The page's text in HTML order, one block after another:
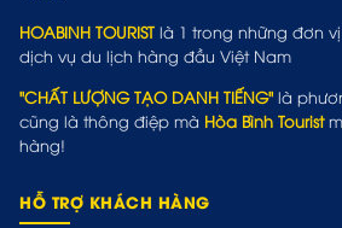
HOABINH TOURIST là 1 trong những đơn
dịch vụ du lịch hàng đầu Việt Nam
"CHẤT LƯỢNG TẠO DANH TIẾNG" là
cũng là thông điệp mà Hòa Bình Tourist
hàng!
HỖ TRỢ KHÁCH HÀNG